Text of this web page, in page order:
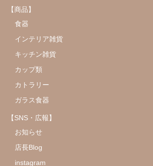
【商品】
食器
インテリア雑貨
キッチン雑貨
カップ類
カトラリー
ガラス食器
【SNS・広報】
お知らせ
店長Blog
instagram